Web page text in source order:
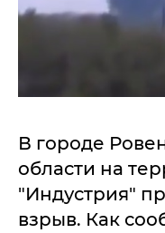
В городе
области на
"Индустрия"
взрыв. Как